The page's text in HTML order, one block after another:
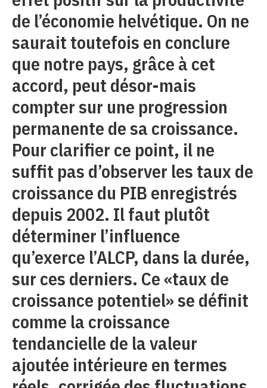
de l’économie helvétique. On ne
saurait toutefois en conclure
que notre pays, grâce à cet
accord, peut désor-mais
compter sur une progression
permanente de sa croissance.
Pour clarifier ce point, il ne
suffit pas d’observer les taux de
croissance du PIB enregistrés
depuis 2002. Il faut plutôt
déterminer l’influence
qu’exerce l’ALCP, dans la durée,
sur ces derniers. Ce «taux de
croissance potentiel» se définit
comme la croissance
tendancielle de la valeur
ajoutée intérieure en termes